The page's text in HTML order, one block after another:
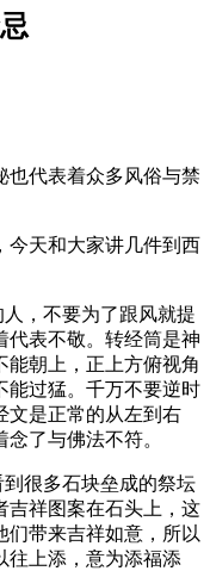
也代表着众多风俗与禁
今天和大家讲几件到西
，不要为了跟风就提
代表不敬。转经筒是神
能朝上，正上方俯视角
能过猛。千万不要逆时
文是正常的从左到右
了与佛法不符。
很多石块垒成的祭坛
祥图案在石头上，这
们带来吉祥如意，所以
往上添，意为添福添